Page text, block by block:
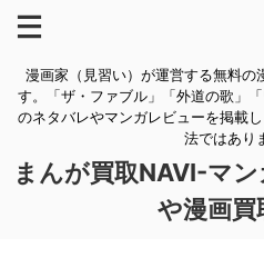
漫画家（見習い）が運営する無料の
す。「ザ・ファブル」「外道の歌」
のネタバレやマンガレビューを掲載
法ではあり
まんが買取NAVI-マ
や漫画買